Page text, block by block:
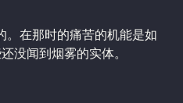
。在那时的痛苦的机能是如
没闻到烟雾的实体。